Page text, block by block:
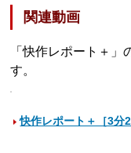
関連動画
「快作レポート＋
す。
快作レポート＋［3分